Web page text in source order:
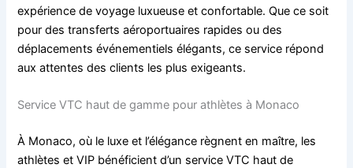
expérience de voyage luxueuse et confortable. Que ce soit
pour des transferts aéroportuaires rapides ou des
déplacements événementiels élégants, ce service répond
aux attentes des clients les plus exigeants.
Service VTC haut de gamme pour athlètes à Monaco
À Monaco, où le luxe et l’élégance règnent en maître, les
athlètes et VIP bénéficient d’un service VTC haut de